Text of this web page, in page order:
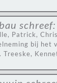
schreef:
Patrick,
bij het